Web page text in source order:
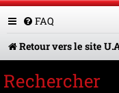
FAQ
Retour vers le site
Rechercher